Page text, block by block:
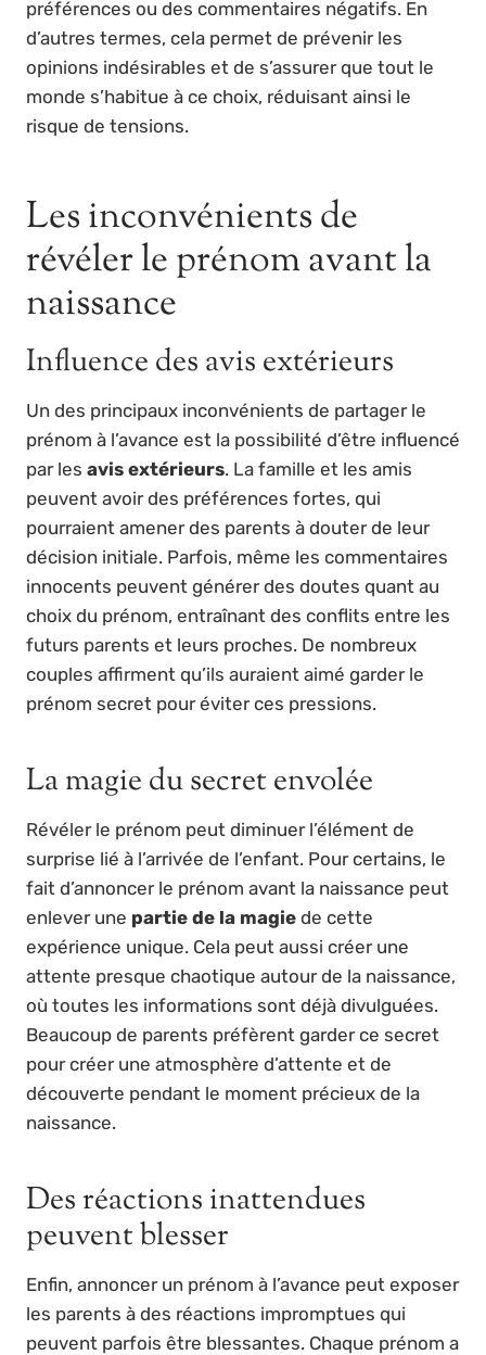
préférences ou des commentaires négatifs. En
d’autres termes, cela permet de prévenir les
opinions indésirables et de s’assurer que tout le
monde s’habitue à ce choix, réduisant ainsi le
risque de tensions.
Les inconvénients de
révéler le prénom avant la
naissance
Influence des avis extérieurs
Un des principaux inconvénients de partager le
prénom à l’avance est la possibilité d’être influencé
par les avis extérieurs. La famille et les amis
peuvent avoir des préférences fortes, qui
pourraient amener des parents à douter de leur
décision initiale. Parfois, même les commentaires
innocents peuvent générer des doutes quant au
choix du prénom, entraînant des conflits entre les
futurs parents et leurs proches. De nombreux
couples affirment qu’ils auraient aimé garder le
prénom secret pour éviter ces pressions.
La magie du secret envolée
Révéler le prénom peut diminuer l’élément de
surprise lié à l’arrivée de l’enfant. Pour certains, le
fait d’annoncer le prénom avant la naissance peut
enlever une partie de la magie de cette
expérience unique. Cela peut aussi créer une
attente presque chaotique autour de la naissance,
où toutes les informations sont déjà divulguées.
Beaucoup de parents préfèrent garder ce secret
pour créer une atmosphère d’attente et de
découverte pendant le moment précieux de la
naissance.
Des réactions inattendues
peuvent blesser
Enfin, annoncer un prénom à l’avance peut exposer
les parents à des réactions impromptues qui
peuvent parfois être blessantes. Chaque prénom a